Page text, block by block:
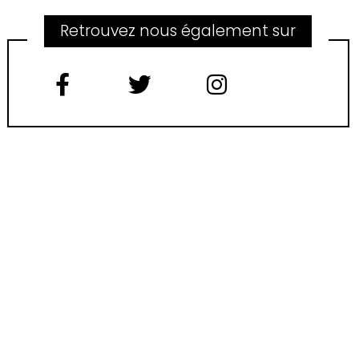
Retrouvez nous également sur